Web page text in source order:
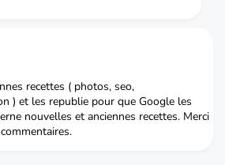
recettes ( photos, seo,
) et les republie pour que Google les
nouvelles et anciennes recettes. Merci